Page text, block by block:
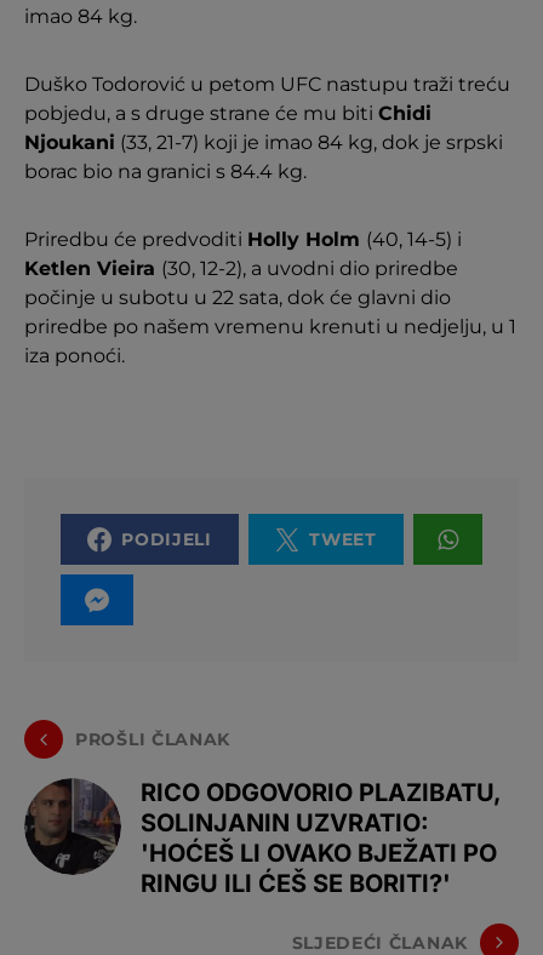
imao 84 kg.
Duško Todorović u petom UFC nastupu traži treću
pobjedu, a s druge strane će mu biti Chidi
Njoukani (33, 21-7) koji je imao 84 kg, dok je srpski
borac bio na granici s 84.4 kg.
Priredbu će predvoditi Holly Holm (40, 14-5) i
Ketlen Vieira (30, 12-2), a uvodni dio priredbe
počinje u subotu u 22 sata, dok će glavni dio
priredbe po našem vremenu krenuti u nedjelju, u 1
iza ponoći.
PODIJELI TWEET
PROŠLI ČLANAK
RICO ODGOVORIO PLAZIBATU,
SOLINJANIN UZVRATIO:
'HOĆEŠ LI OVAKO BJEŽATI PO
RINGU ILI ĆEŠ SE BORITI?'
SLJEDEĆI ČLANAK